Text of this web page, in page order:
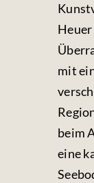
mit
beim
eine